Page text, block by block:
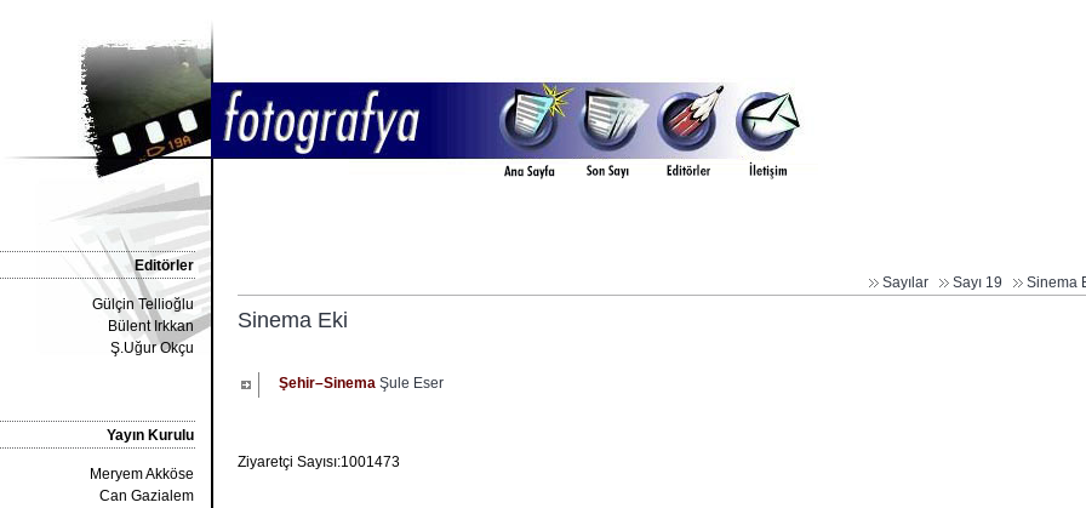
Editörler
Gülçin Tellioğlu
Bülent Irkkan
Ş.Uğur Okçu
Yayın Kurulu
Meryem Akköse
Can Gazialem
Sayılar Sayı 19 Sinema
Sinema Eki
Şehir–Sinema Şule Eser
Ziyaretçi Sayısı:1001473